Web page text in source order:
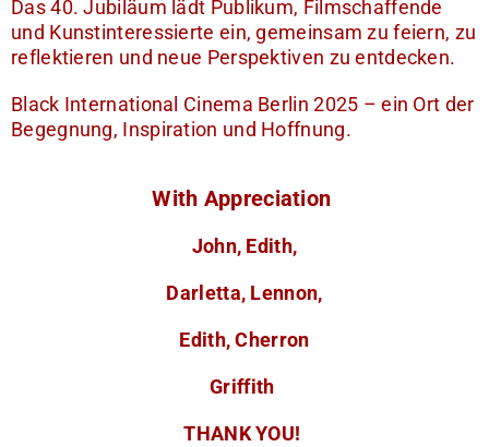
Das 40. Jubiläum lädt Publikum, Filmschaffende
und Kunstinteressierte ein, gemeinsam zu feiern, zu
reflektieren und neue Perspektiven zu entdecken.
Black International Cinema Berlin 2025 – ein Ort der
Begegnung, Inspiration und Hoffnung.
With Appreciation
John, Edith,
Darletta, Lennon,
Edith, Cherron
Griffith
THANK YOU!